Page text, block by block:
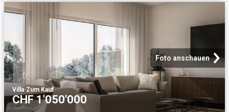
Foto anschauen
Villa·Zum Kauf
CHF 1'050'000